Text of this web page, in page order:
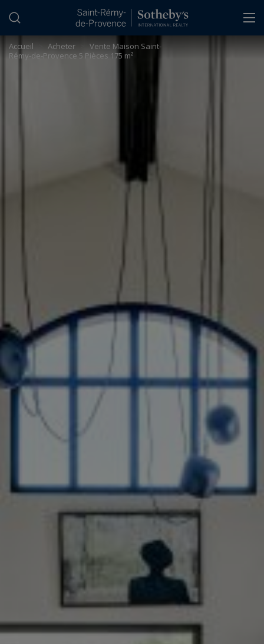
Accueil Acheter
Vente Maison Saint-
Rémy-de-Provence 5 Pièces 175 m²